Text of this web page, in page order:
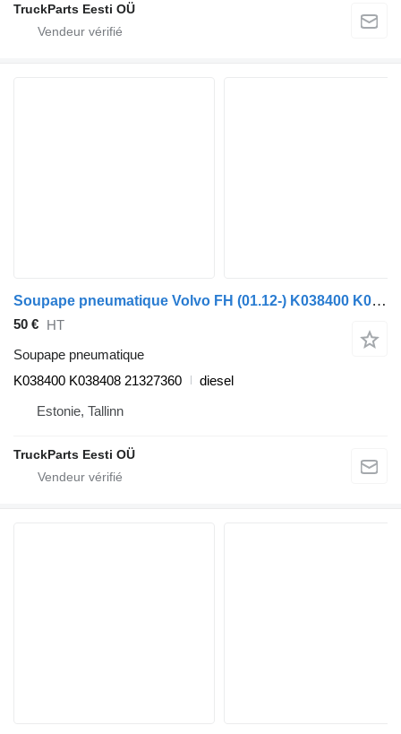
TruckParts Eesti OÜ
Soupape pneumatique Volvo FH (01.12-) K038400 K038408 pour tracteur routier Volvo FH, FM, FMX-4 series (2013-)
50 € HT
Soupape pneumatique
K038400 K038408 21327360
diesel
Estonie, Tallinn
TruckParts Eesti OÜ